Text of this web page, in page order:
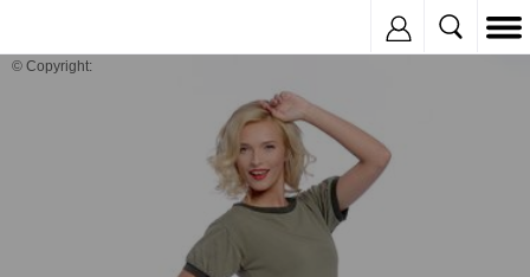
© Copyright: